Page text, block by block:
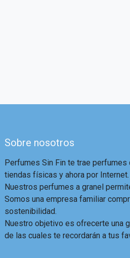
Sobre nosotros
Perfumes Sin Fin te trae perfumes
tiendas físicas y ahora por Internet.
Nuestros perfumes a granel
Somos una empresa familiar
sostenibilidad.
Nuestro objetivo es ofrecerte una
de las cuales te recordarán a tus